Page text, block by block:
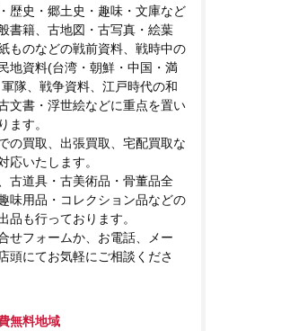
歴史・郷土史・趣味・文庫など
書籍、古地図・古写真・絵葉
ものなどの戦前資料、戦時中の
地資料(台湾・朝鮮・中国・満
隊、戦争資料、江戸時代の和
文書・浮世絵などに重点を置い
ます。
の買取、出張買取、宅配買取な
応いたします。
古道具・古美術品・骨董品全
味用品・コレクション品などの
品も行っております。
せフォームか、お電話、メー
頭にてお気軽にご相談くださ
無料地域